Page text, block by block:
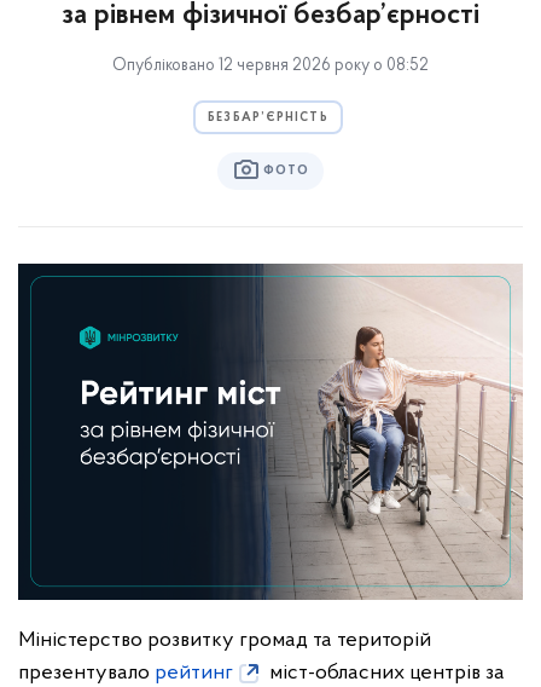
за рівнем фізичної безбар’єрності
Опубліковано 12 червня 2026 року о 08:52
БЕЗБАР’ЄРНІСТЬ
ФОТО
Міністерство розвитку громад та територій
презентувало рейтинг
міст-обласних центрів за